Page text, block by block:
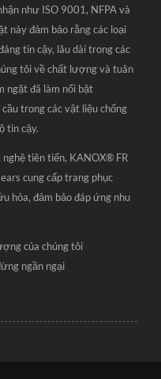
như ISO 9001, NFPA và
này đảm bảo rằng các loại
tin cậy, lâu dài trong các
tôi về chất lượng và tuân
ngặt đã làm nổi bật
trong các vật liệu chống
tin cậy.
tiên tiến, KANOX® FR
cung cấp trang phục
hỏa, đảm bảo đáp ứng nhu
của chúng tôi
ngần ngại